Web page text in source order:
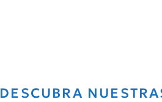
DESCUBRA